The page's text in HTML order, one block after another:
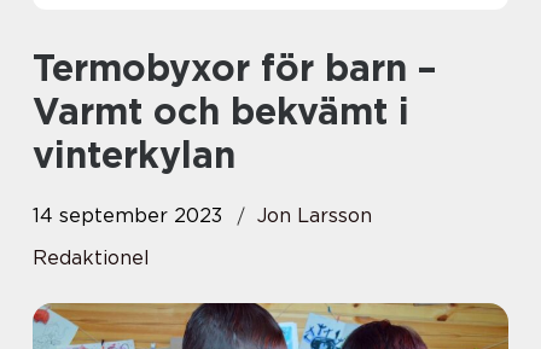
Termobyxor för barn –
Varmt och bekvämt i
vinterkylan
14 september 2023
Jon Larsson
Redaktionel